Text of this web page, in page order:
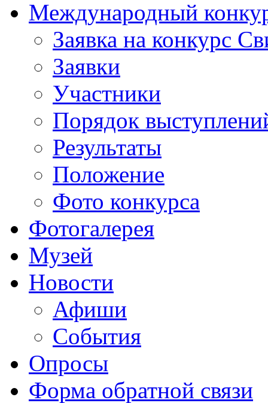
Международный
Заявка на конкурс
Заявки
Участники
Порядок
Результаты
Положение
Фото конкурса
Фотогалерея
Музей
Новости
Афиши
События
Опросы
Форма обратной связи